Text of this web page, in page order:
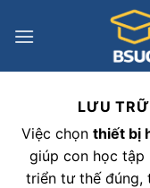
qua
dung
LƯU
Việc chọn thiết bị
giúp con học tập
triển tư thế đúng,